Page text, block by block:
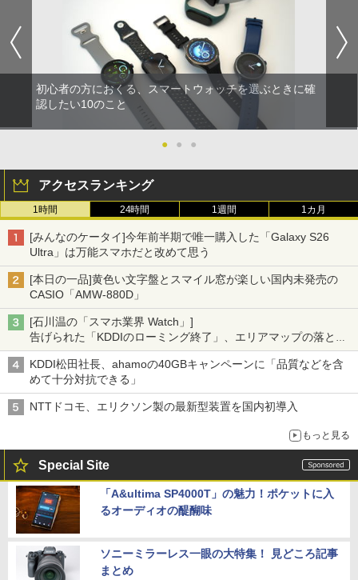
初心者の方におくる、スマートウォッチを選ぶときに確
認したい10のこと
● ● ●
アクセスランキング
1時間 24時間 1週間 1カ月
[みんなのケータイ]今年前半期で唯一購入した「Galaxy S26
Ultra」は万能スマホだと改めて思う
[本日の一品]黄色い文字盤とスマイル窓が楽しい国内未発売の
CASIO「AMW-880D」
[石川温の「スマホ業界 Watch」]
告げられた「KDDIのローミング終了」、エリアマップの落とし
穴と楽天モバイルの課題
KDDI松田社長、ahamoの40GBキャンペーンに「品質などを含
めて十分対抗できる」
NTTドコモ、エリクソン製の最新型装置を国内初導入
もっと見る
Special Site
「A&ultima SP4000T」の魅力！ポケットに入
るオーディオの醍醐味
ソニーミラーレス一眼の大特集！ 見どころ記事
まとめ